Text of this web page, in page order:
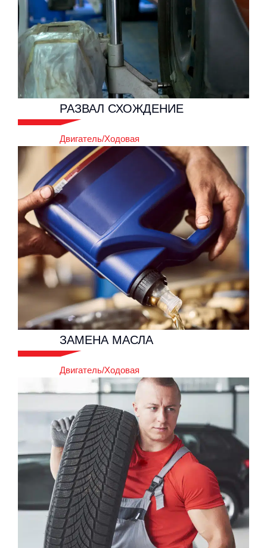
РАЗВАЛ СХОЖДЕНИЕ
Двигатель/Ходовая
РАЗВАЛ СХОЖДЕНИЕ
Двигатель/Ходовая
ЗАМЕНА МАСЛА
Двигатель/Ходовая
ЗАМЕНАМАСЛА
Двигатель/Ходовая